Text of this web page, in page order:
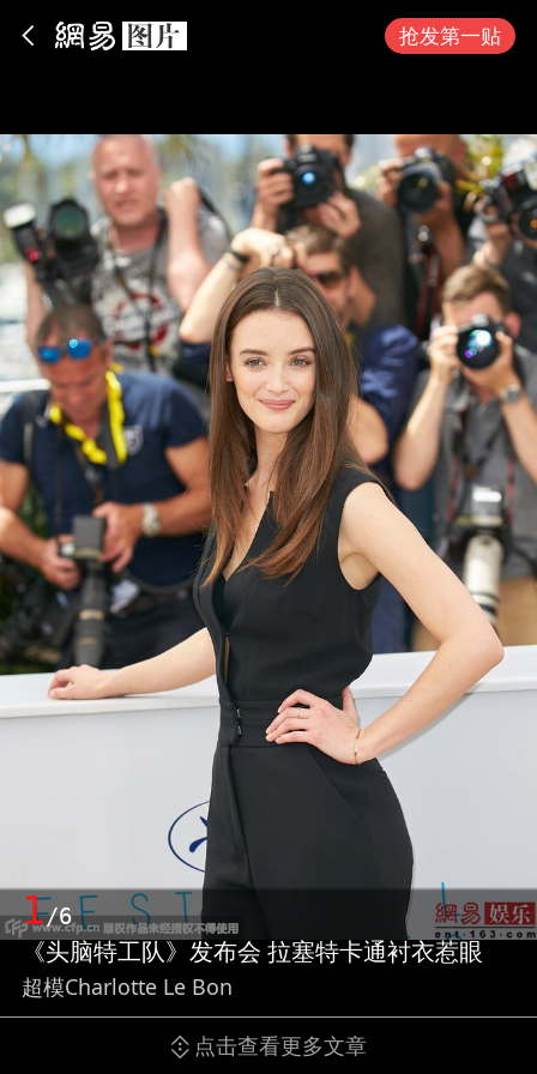
抢发第一贴
1/6
《头脑特工队》发布会 拉塞特卡通衬衣惹眼
超模Charlotte Le Bon
点击查看更多文章